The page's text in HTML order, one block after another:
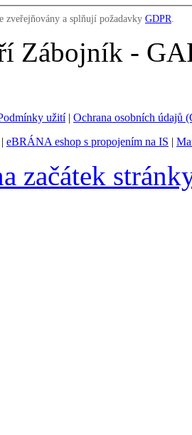
zveřejňovány a splňují požadavky GDPR
Zábojník -
užití| Ochrana osobních údajů
| eBRÁNA eshop s propojením na IS |
začátek